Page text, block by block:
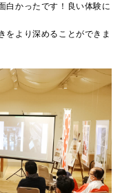
白かったです！良い体験に
をより深めることができま